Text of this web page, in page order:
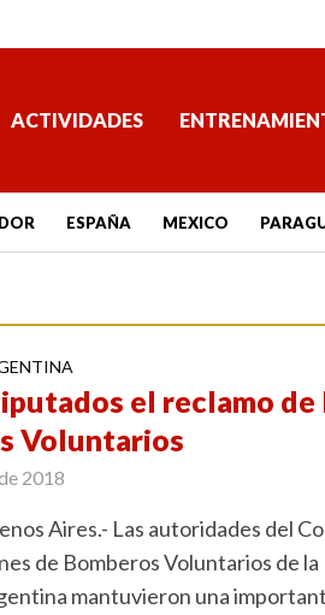
ACTIVIDADES
ESPAÑA MEXICO
el reclamo de
Voluntarios
2018
Aires.- Las autoridades del
de Bomberos Voluntarios de la
mantuvieron una